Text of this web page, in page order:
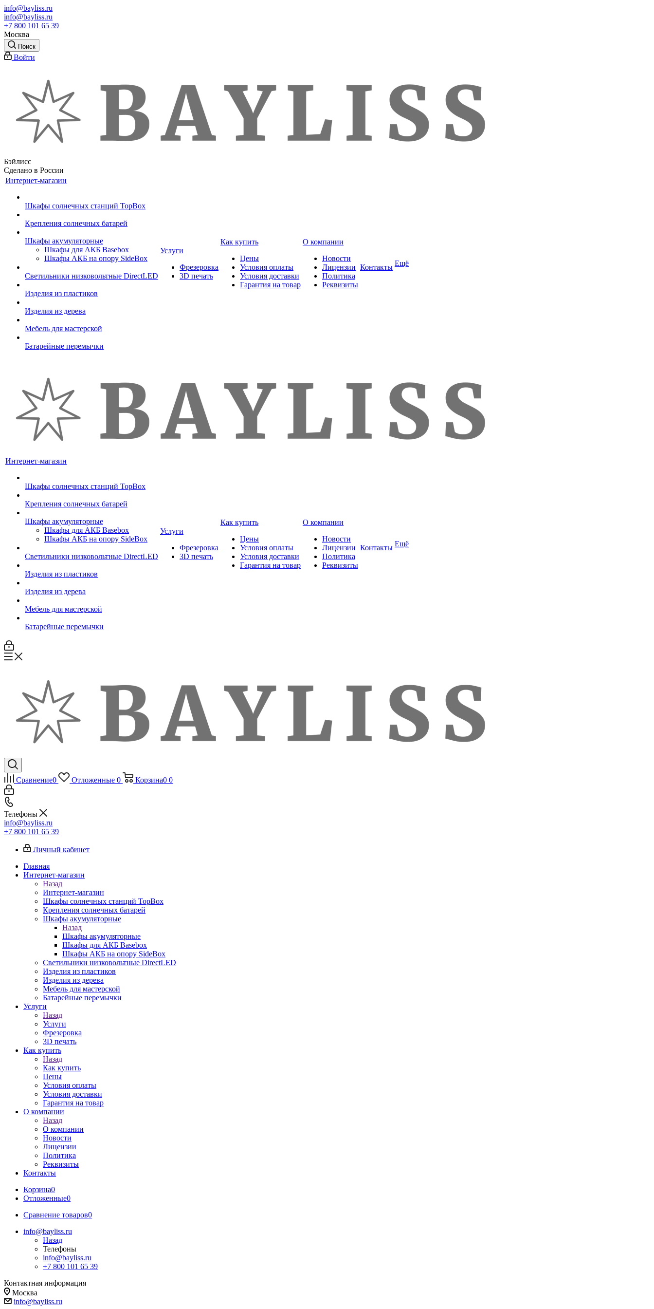
info@bayliss.ru
info@bayliss.ru
+7 800 101 65 39
Москва
Поиск
Войти
Бэйлисс
Сделано в России
Интернет-магазин
Шкафы солнечных станций TopBox
Крепления солнечных батарей
Шкафы акумуляторные
Шкафы для АКБ Basebox
Шкафы АКБ на опору SideBox
Светильники низковольтные DirectLED
Изделия из пластиков
Изделия из дерева
Мебель для мастерской
Батарейные перемычки
Услуги
Фрезеровка
3D печать
Как купить
Цены
Условия оплаты
Условия доставки
Гарантия на товар
О компании
Новости
Лицензии
Политика
Реквизиты
Контакты Ещё
Интернет-магазин
Шкафы солнечных станций TopBox
Крепления солнечных батарей
Шкафы акумуляторные
Шкафы для АКБ Basebox
Шкафы АКБ на опору SideBox
Светильники низковольтные DirectLED
Изделия из пластиков
Изделия из дерева
Мебель для мастерской
Батарейные перемычки
Услуги
Фрезеровка
3D печать
Как купить
Цены
Условия оплаты
Условия доставки
Гарантия на товар
О компании
Новости
Лицензии
Политика
Реквизиты
Контакты Ещё
Сравнение0 Отложенные 0 Корзина0 0
Телефоны
info@bayliss.ru
+7 800 101 65 39
Личный кабинет
Главная
Интернет-магазин
Назад
Интернет-магазин
Шкафы солнечных станций TopBox
Крепления солнечных батарей
Шкафы акумуляторные
Назад
Шкафы акумуляторные
Шкафы для АКБ Basebox
Шкафы АКБ на опору SideBox
Светильники низковольтные DirectLED
Изделия из пластиков
Изделия из дерева
Мебель для мастерской
Батарейные перемычки
Услуги
Назад
Услуги
Фрезеровка
3D печать
Как купить
Назад
Как купить
Цены
Условия оплаты
Условия доставки
Гарантия на товар
О компании
Назад
О компании
Новости
Лицензии
Политика
Реквизиты
Контакты
Корзина0
Отложенные0
Сравнение товаров0
info@bayliss.ru
Назад
Телефоны
info@bayliss.ru
+7 800 101 65 39
Контактная информация
Москва
info@bayliss.ru